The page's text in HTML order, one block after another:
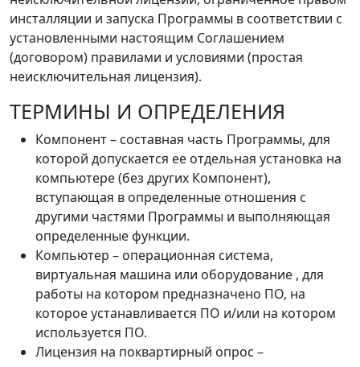
инсталляции и запуска Программы в соответствии с
установленными настоящим Соглашением
(договором) правилами и условиями (простая
неисключительная лицензия).
ТЕРМИНЫ И ОПРЕДЕЛЕНИЯ
Компонент – составная часть Программы, для
которой допускается ее отдельная установка на
компьютере (без других Компонент),
вступающая в определенные отношения с
другими частями Программы и выполняющая
определенные функции.
Компьютер – операционная система,
виртуальная машина или оборудование , для
работы на котором предназначено ПО, на
которое устанавливается ПО и/или на котором
используется ПО.
Лицензия на поквартирный опрос –